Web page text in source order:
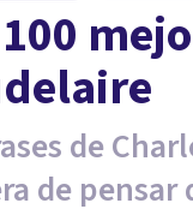
de
de pensar